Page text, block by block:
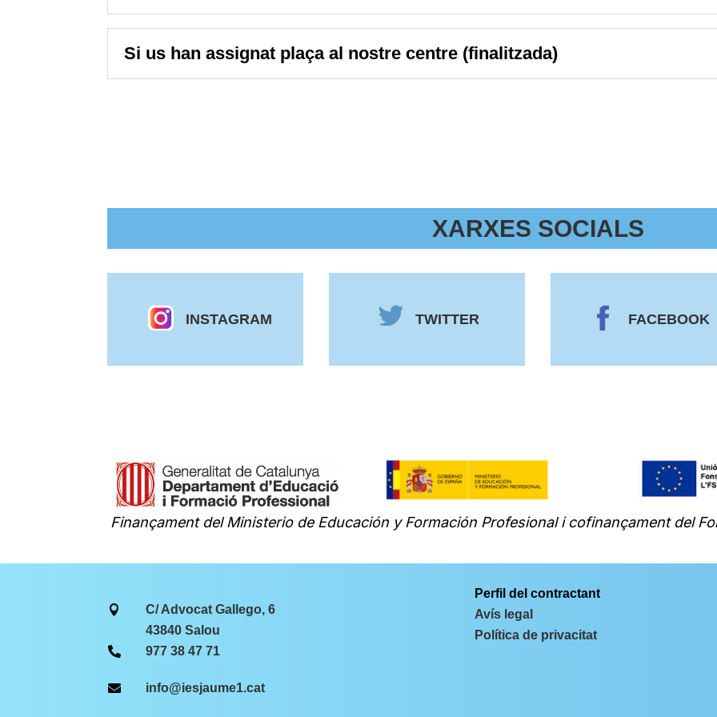
Si us han assignat plaça al nostre centre (finalitzada)
XARXES SOCIALS
INSTAGRAM TWITTER FACEBOOK
Finançament del Ministerio de Educación y Formación Profesional i cofinançament del

C/ Advocat Gallego, 6
43840 Salou
 977 38 47 71
 info@iesjaume1.cat
Perfil del contractant
Avís legal
Política de privacitat